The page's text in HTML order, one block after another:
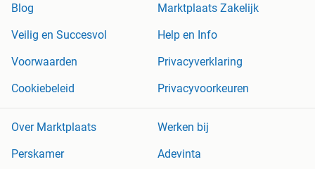
Blog
Marktplaats Zakelijk
Veilig en Succesvol
Help en Info
Voorwaarden
Privacyverklaring
Cookiebeleid
Privacyvoorkeuren
Over Marktplaats
Werken bij
Perskamer
Adevinta